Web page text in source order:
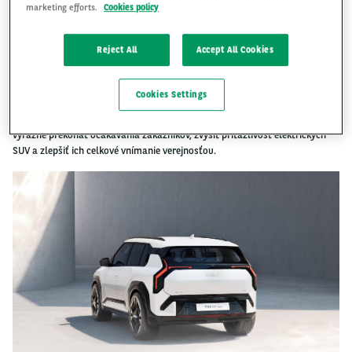
pokročilých technológií Kia a hodnôt modelu EV9, väčšieho SUV, ktoré
získalo množstvo ocenení a uznaní. Novinka prináša do segmentu
výrazne prekonať očakávania zákazníkov, zvýšiť príťažlivosť elektrických
SUV a zlepšiť ich celkové vnímanie verejnosťou.
marketing efforts.
Cookies policy
Reject All Accept All Cookies
Cookies Settings